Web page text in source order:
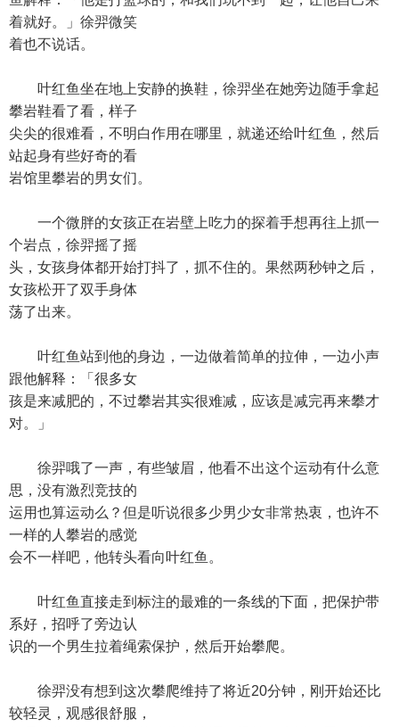
着就好。」徐羿微笑
着也不说话。
叶红鱼坐在地上安静的换鞋，徐羿坐在她旁边随手拿起
攀岩鞋看了看，样子
尖尖的很难看，不明白作用在哪里，就递还给叶红鱼，然后
站起身有些好奇的看
岩馆里攀岩的男女们。
一个微胖的女孩正在岩壁上吃力的探着手想再往上抓一
个岩点，徐羿摇了摇
头，女孩身体都开始打抖了，抓不住的。果然两秒钟之后，
女孩松开了双手身体
荡了出来。
叶红鱼站到他的身边，一边做着简单的拉伸，一边小声
跟他解释：「很多女
孩是来减肥的，不过攀岩其实很难减，应该是减完再来攀才
对。」
徐羿哦了一声，有些皱眉，他看不出这个运动有什么意
思，没有激烈竞技的
运用也算运动么？但是听说很多少男少女非常热衷，也许不
一样的人攀岩的感觉
会不一样吧，他转头看向叶红鱼。
叶红鱼直接走到标注的最难的一条线的下面，把保护带
系好，招呼了旁边认
识的一个男生拉着绳索保护，然后开始攀爬。
徐羿没有想到这次攀爬维持了将近20分钟，刚开始还比
较轻灵，观感很舒服，